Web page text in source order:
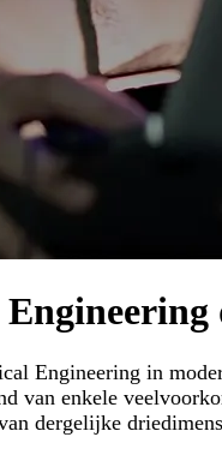
Engineering in
van enkele
dergelijke